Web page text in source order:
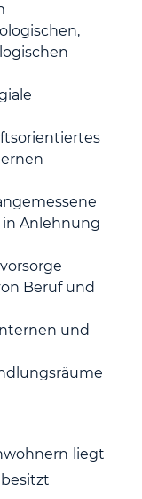
in Anlehnung
Beruf und
und
liegt